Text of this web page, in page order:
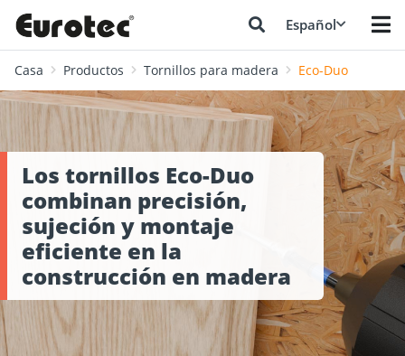
Español
Casa Productos Tornillos para madera Eco-Duo
Los tornillos Eco-Duo
combinan precisión,
sujeción y montaje
eficiente en la
construcción en madera